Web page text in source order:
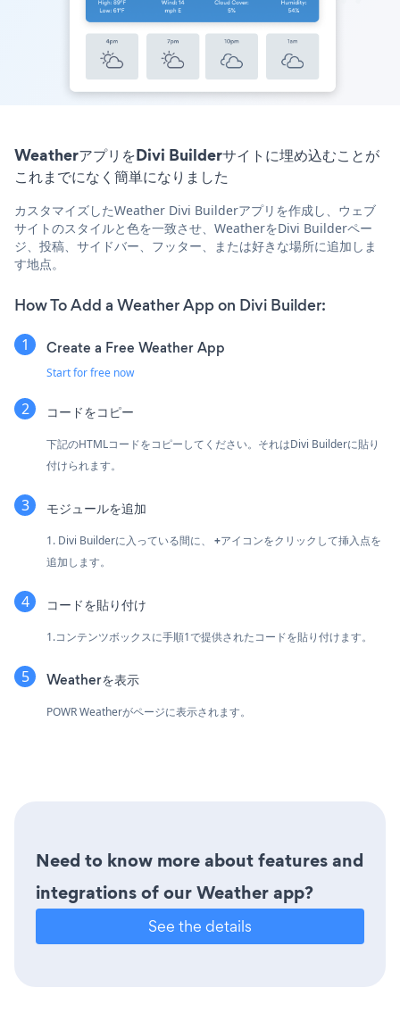
WeatherアプリをDivi Builderサイトに埋め込むことが
これまでになく簡単になりました
カスタマイズしたWeather Divi Builderアプリを作成し、ウェブ
サイトのスタイルと色を一致させ、WeatherをDivi Builderペー
ジ、投稿、サイドバー、フッター、または好きな場所に追加しま
す地点。
How To Add a Weather App on Divi Builder:
Create a Free Weather App
Start for free now
コードをコピー
下記のHTMLコードをコピーしてください。それはDivi Builderに貼り
付けられます。
モジュールを追加
1. Divi Builderに入っている間に、 +アイコンをクリックして挿入点を
追加します。
コードを貼り付け
1.コンテンツボックスに手順1で提供されたコードを貼り付けます。
Weatherを表示
POWR Weatherがページに表示されます。
Need to know more about features and
integrations of our Weather app?
See the details